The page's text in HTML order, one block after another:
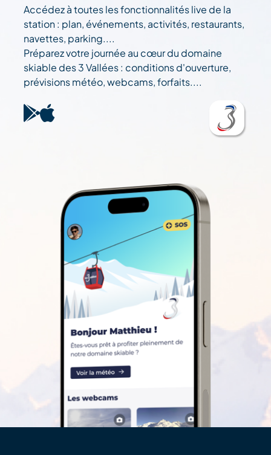
Accédez à toutes les fonctionnalités live de la
station : plan, événements, activités, restaurants,
navettes, parking....
Préparez votre journée au cœur du domaine
skiable des 3 Vallées : conditions d'ouverture,
prévisions météo, webcams, forfaits....